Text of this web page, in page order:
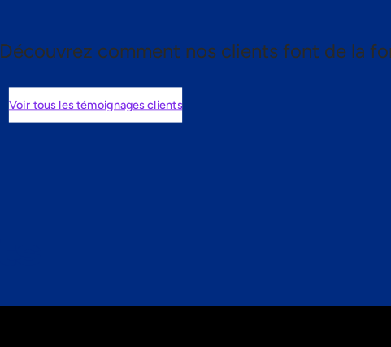
Découvrez comment nos clients font de la
Voir tous les témoignages clients